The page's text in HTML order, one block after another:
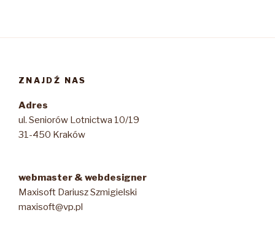
ZNAJDŹ NAS
Adres
ul. Seniorów Lotnictwa 10/19
31-450 Kraków
webmaster & webdesigner
Maxisoft Dariusz Szmigielski
maxisoft@vp.pl